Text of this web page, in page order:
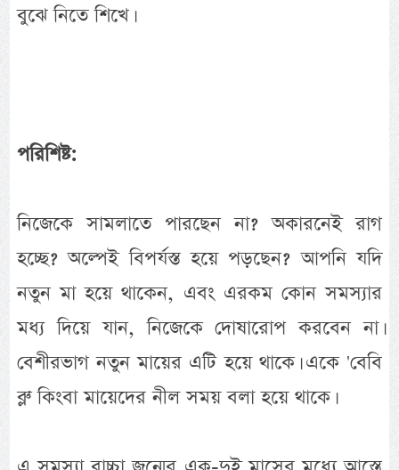
বুঝে নিতে শিখে।
পরিশিষ্ট:
নিজেকে সামলাতে পারছেন না? অকারনেই রাগ
হচ্ছে? অল্পেই বিপর্যস্ত হয়ে পড়ছেন? আপনি যদি
নতুন মা হয়ে থাকেন, এবং এরকম কোন সমস্যার
মধ্য দিয়ে যান, নিজেকে দোষারোপ করবেন না।
বেশীরভাগ নতুন মায়ের এটি হয়ে থাকে। একে 'বেবি
ব্লু' কিংবা মায়েদের নীল সময় বলা হয়ে থাকে।